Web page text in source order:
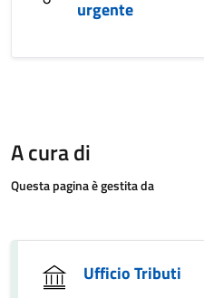
urgente
A cura di
Questa pagina è gestita da
Ufficio Tributi